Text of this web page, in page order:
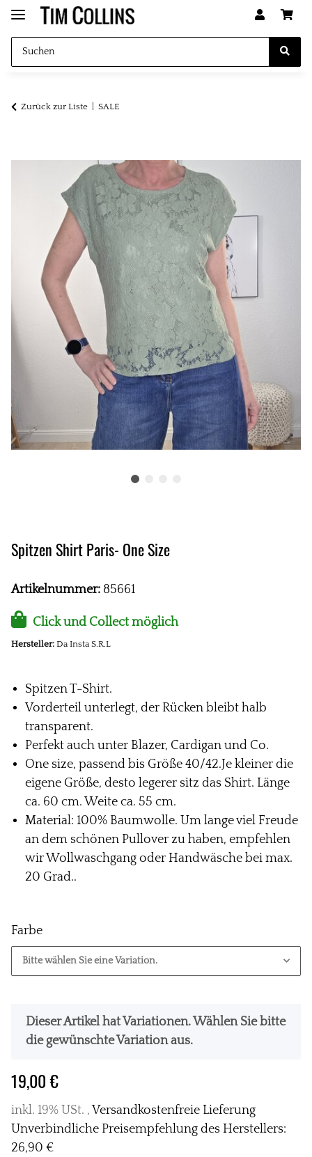
Zurück zur Liste SALE
Spitzen Shirt Paris- One Size
Artikelnummer: 85661
Click und Collect möglich
Hersteller: Da Insta S.R.L
Spitzen T-Shirt.
Vorderteil unterlegt, der Rücken bleibt halb
transparent.
Perfekt auch unter Blazer, Cardigan und Co.
One size, passend bis Größe 40/42.Je kleiner die
eigene Größe, desto legerer sitz das Shirt. Länge
ca. 60 cm. Weite ca. 55 cm.
Material: 100% Baumwolle. Um lange viel Freude
an dem schönen Pullover zu haben, empfehlen
wir Wollwaschgang oder Handwäsche bei max.
20 Grad..
Farbe
Bitte wählen Sie eine Variation.
x
Dieser Artikel hat Variationen. Wählen Sie bitte
die gewünschte Variation aus.
19,00 €
inkl. 19% USt. ,Versandkostenfreie Lieferung
Unverbindliche Preisempfehlung des Herstellers:
26,90 €